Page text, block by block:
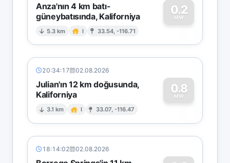
Anza'nın 4 km batı-
güneybatısında, Kaliforniya
5.3 km I 33.54, -116.71
0.2
MW
0
20:34:17 02.08.2026
Julian'ın 12 km doğusunda,
Kaliforniya
3.1 km I 33.07, -116.47
0.8
MW
0
18:14:02 02.08.2026